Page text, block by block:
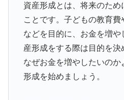
資産形成とは、将来のた
ことです。子どもの教育
などを目的に、お金を増
産形成をする際は目的を決
なぜお金を増やしたいの
形成を始めましょう。